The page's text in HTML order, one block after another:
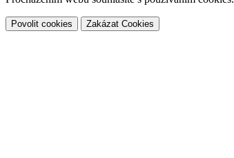
Povolit cookies Zakázat Cookies